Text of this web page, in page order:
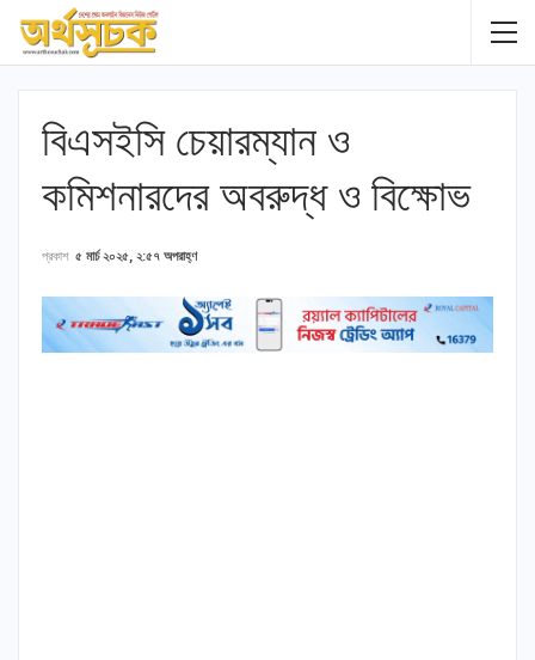
বিএসইসি চেয়ারম্যান ও
কমিশনারদের অবরুদ্ধ ও বিক্ষোভ
প্রকাশ ৫ মার্চ ২০২৫, ২:৫৭ অপরাহ্ণ